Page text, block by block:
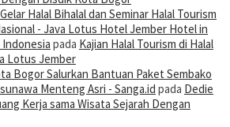
Halal Bihalal dan Seminar Halal Tourism
- Java Lotus Hotel Jember Hotel in
pada Kajian Halal Tourism di Halal
Lotus Jember
Bogor Salurkan Bantuan Paket Sembako
Menteng Asri - Sanga.id pada Dedie
Kerja sama Wisata Sejarah Dengan